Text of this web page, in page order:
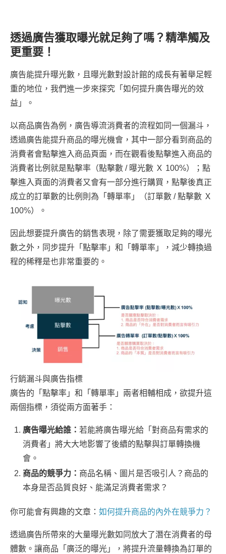
透過廣告獲取曝光就足夠了嗎？精準觸及
更重要！
廣告能提升曝光數，且曝光數對設計館的成長有著舉足輕
重的地位，我們進一步來探究「如何提升廣告曝光的效
益」。
以商品廣告為例，廣告導流消費者的流程如同一個漏斗，
透過廣告能提升商品的曝光機會，其中一部分看到商品的
消費者會點擊進入商品頁面，而在觀看後點擊進入商品的
消費者比例就是點擊率（點擊數 / 曝光數 Ｘ 100%）；點
擊進入頁面的消費者又會有一部分進行購買，點擊後真正
成立的訂單數的比例則為「轉單率」（訂單數 / 點擊數 Ｘ
100%）。
因此想要提升廣告的銷售表現，除了需要獲取足夠的曝光
數之外，同步提升「點擊率」和「轉單率」，減少轉換過
程的稀釋是也非常重要的。
行銷漏斗與廣告指標
廣告的「點擊率」和「轉單率」兩者相輔相成，欲提升這
兩個指標，須從兩方面著手：
廣告曝光給誰： 若能將廣告曝光給「對商品有需求的
消費者」將大大地影響了後續的點擊與訂單轉換機
會。
商品的競爭力： 商品名稱、圖片是否吸引人？商品的
本身是否品質良好、能滿足消費者需求？
你可能會有興趣的文章： 如何提升商品的內外在競爭力？
透過廣告所帶來的大量曝光數如同放大了潛在消費者的母
體數。讓商品「廣泛的曝光」，將提升流量轉換為訂單的